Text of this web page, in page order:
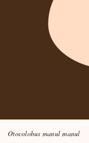
Otocolobus manul manul